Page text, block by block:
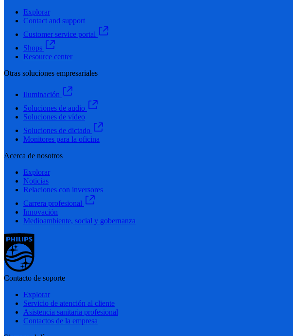
Explorar
Contact and support
Customer service portal
Shops
Resource center
Otras soluciones empresariales
Iluminación
Soluciones de audio
Soluciones de vídeo
Soluciones de dictado
Monitores para la oficina
Acerca de nosotros
Explorar
Noticias
Relaciones con inversores
Carrera profesional
Innovación
Medioambiente, social y gobernanza
Contacto de soporte
Explorar
Servicio de atención al cliente
Asistencia sanitaria profesional
Contactos de la empresa